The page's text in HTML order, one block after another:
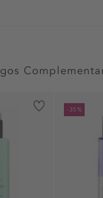
-35%